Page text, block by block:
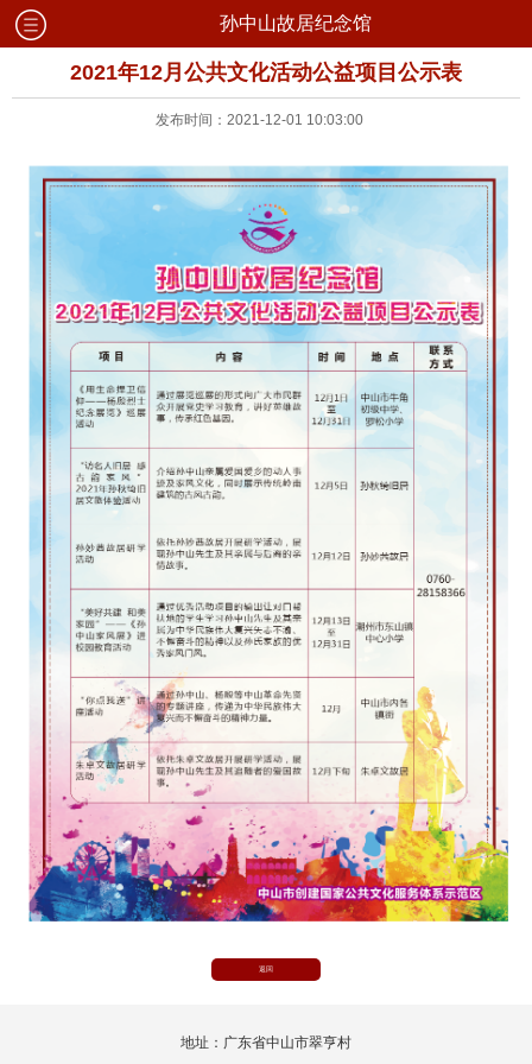
孙中山故居纪念馆
2021年12月公共文化活动公益项目公示表
发布时间：2021-12-01 10:03:00
返回
地址：广东省中山市翠亨村